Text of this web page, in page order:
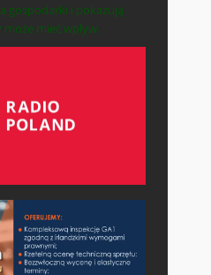
gospodarki i pokazują
mieć wpływ.